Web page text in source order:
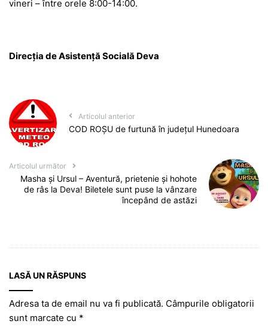
vineri – între orele 8:00-14:00.
Direcția de Asistență Socială Deva
Articolul anterior
COD ROȘU de furtună în județul Hunedoara
Articolul următor
Masha și Ursul – Aventură, prietenie și hohote
de râs la Deva! Biletele sunt puse la vânzare
începând de astăzi
LASĂ UN RĂSPUNS
Adresa ta de email nu va fi publicată. Câmpurile obligatorii
sunt marcate cu *